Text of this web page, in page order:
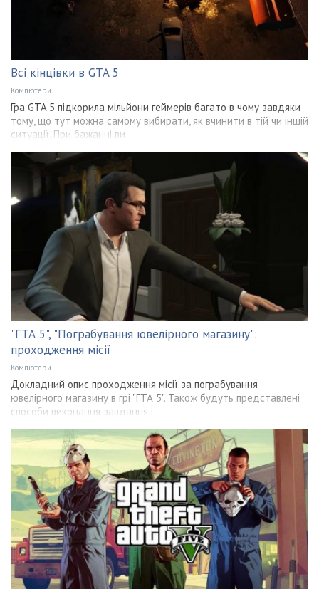
Всі кінцівки в GTA 5
Компютери
Гра GTA 5 підкорила мільйони геймерів багато в чому завдяки
тому, що тут можна самому вибирати, як вчинити в тій чи іншій
ситуації. При бажанні ви
"ГТА 5", "Пограбування ювелірного магазину":
проходження місії
Компютери
Докладний опис проходження місії за пограбування
ювелірного магазину в грі "ГТА 5". Також будуть представлені
способи виконання завдання і